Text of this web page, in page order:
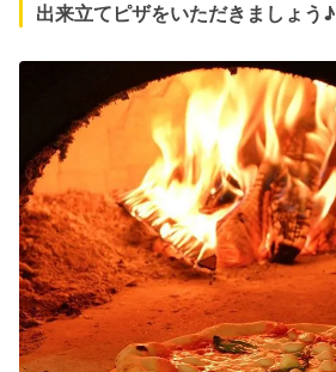
出来立てピザをいただきましょう♪